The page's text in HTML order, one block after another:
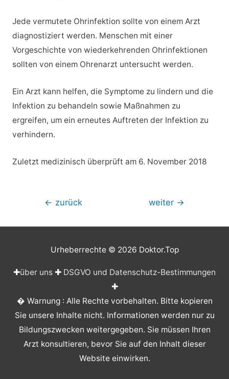
Jede vermutete Ohrinfektion sollte von einem Arzt
diagnostiziert werden. Menschen mit einer
Vorgeschichte von wiederkehrenden Ohrinfektionen
sollten von einem Ohrenarzt untersucht werden.
Ein Arzt kann helfen, die Symptome zu lindern und die
Infektion zu behandeln sowie Maßnahmen zu
ergreifen, um ein erneutes Auftreten der Infektion zu
verhindern.
Zuletzt medizinisch überprüft am 6. November 2018
Beitragsnavigation
← zurück weiter →
Urheberrechte © 2026 Doktor.Top
✚über uns ✚ DSGVO und Datenschutz-Bestimmungen
✚
� Warnung : Alle Rechte vorbehalten. Bitte kopieren
Sie unsere Inhalte nicht. Informationen werden nur zu
Bildungszwecken weitergegeben. Sie müssen Ihren
Arzt konsultieren, bevor Sie auf den Inhalt dieser
Website einwirken.